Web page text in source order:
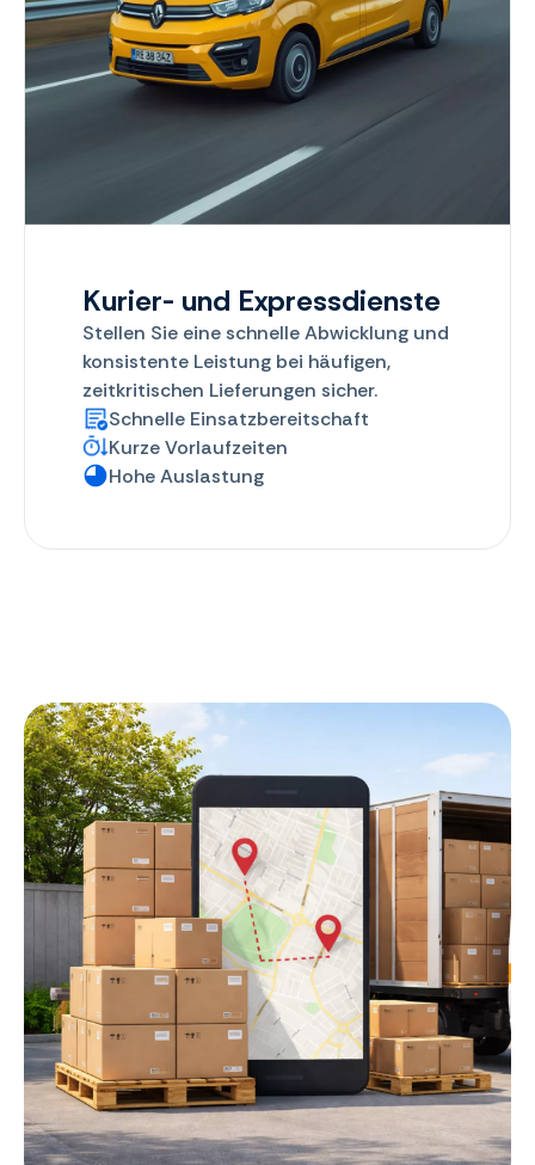
Kurier- und Expressdienste
Stellen Sie eine schnelle Abwicklung und
konsistente Leistung bei häufigen,
zeitkritischen Lieferungen sicher.
Schnelle Einsatzbereitschaft
Kurze Vorlaufzeiten
Hohe Auslastung